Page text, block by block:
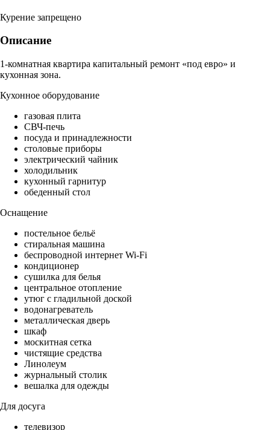
Курение запрещено
Описание
1-комнатная квартира капитальный ремонт «под евро» и
кухонная зона.
Кухонное оборудование
газовая плита
СВЧ-печь
посуда и принадлежности
столовые приборы
электрический чайник
холодильник
кухонный гарнитур
обеденный стол
Оснащение
постельное бельё
стиральная машина
беспроводной интернет Wi-Fi
кондиционер
сушилка для белья
центральное отопление
утюг с гладильной доской
водонагреватель
металлическая дверь
шкаф
москитная сетка
чистящие средства
Линолеум
журнальный столик
вешалка для одежды
Для досуга
телевизор